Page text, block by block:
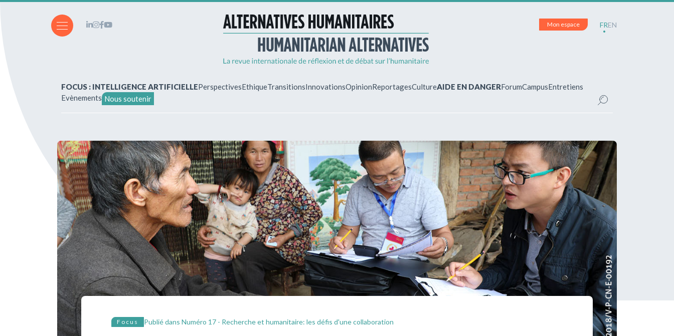
Vous souhaitez écrire ?
Abonnements & achats
Nos parutions
Ressources bibliographiques
Pour nous soutenir
Nous contacter
Vous êtes déjà inscrit(e)?
Identifiez-vous pour accéder à votre espace personnel et
gérer vos abonnements.
Vous n'êtes pas encore membre ?
Créez un compte en quelques clics !
Mon espace FREN
FOCUS : INTELLIGENCE ARTIFICIELLEPerspectivesEthiqueTransitionsInnovationsOpinionReportagesCultureAIDE EN DANGERForumCampusEntretiens
Evènements Nous soutenir
Focus Publié dans Numéro 17 - Recherche et humanitaire: les défis d'une collaboration